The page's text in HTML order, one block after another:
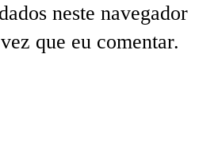
neste navegador
que eu comentar.